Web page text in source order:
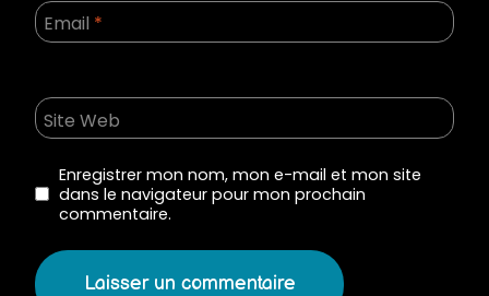
Email *
Site Web
Enregistrer mon nom, mon e-mail et mon site
dans le navigateur pour mon prochain
commentaire.